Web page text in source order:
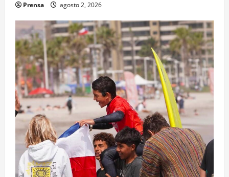
Prensa agosto 2, 2026